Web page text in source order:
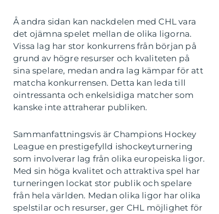
Å andra sidan kan nackdelen med CHL vara
det ojämna spelet mellan de olika ligorna.
Vissa lag har stor konkurrens från början på
grund av högre resurser och kvaliteten på
sina spelare, medan andra lag kämpar för att
matcha konkurrensen. Detta kan leda till
ointressanta och enkelsidiga matcher som
kanske inte attraherar publiken.
Sammanfattningsvis är Champions Hockey
League en prestigefylld ishockeyturnering
som involverar lag från olika europeiska ligor.
Med sin höga kvalitet och attraktiva spel har
turneringen lockat stor publik och spelare
från hela världen. Medan olika ligor har olika
spelstilar och resurser, ger CHL möjlighet för